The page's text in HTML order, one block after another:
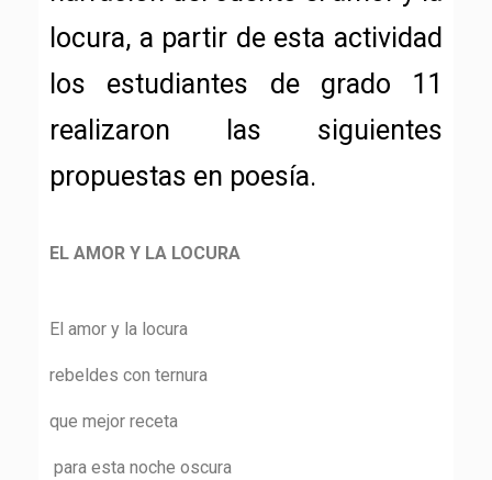
locura, a partir de esta actividad
los estudiantes de grado 11
realizaron las siguientes
propuestas en poesía.
EL AMOR Y LA LOCURA
El amor y la locura
rebeldes con ternura
que mejor receta
para esta noche oscura